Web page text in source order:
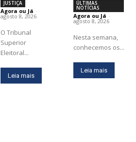
JUSTIÇA
Agora ou Já -
agosto 8, 2026
O Tribunal
Superior
Eleitoral...
Leia mais
ÚLTIMAS
NOTÍCIAS
Agora ou Já -
agosto 8, 2026
Nesta semana,
conhecemos os...
Leia mais